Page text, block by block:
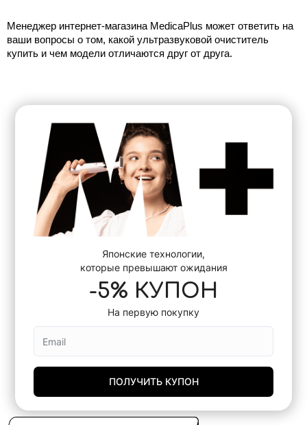
Менеджер интернет-магазина MedicaPlus может ответить на
ваши вопросы о том, какой ультразвуковой очиститель
купить и чем модели отличаются друг от друга.
Японские технологии,
которые превышают ожидания
-5% КУПОН
На первую покупку
ПОЛУЧИТЬ КУПОН